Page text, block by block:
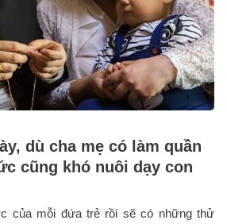
dù cha mẹ có làm quần
cũng khó nuôi dạy con
của mỗi đứa trẻ rồi sẽ có những thử